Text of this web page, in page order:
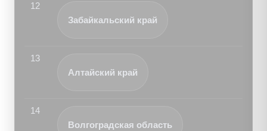
12
Забайкальский край
13
Алтайский край
14
Волгоградская область